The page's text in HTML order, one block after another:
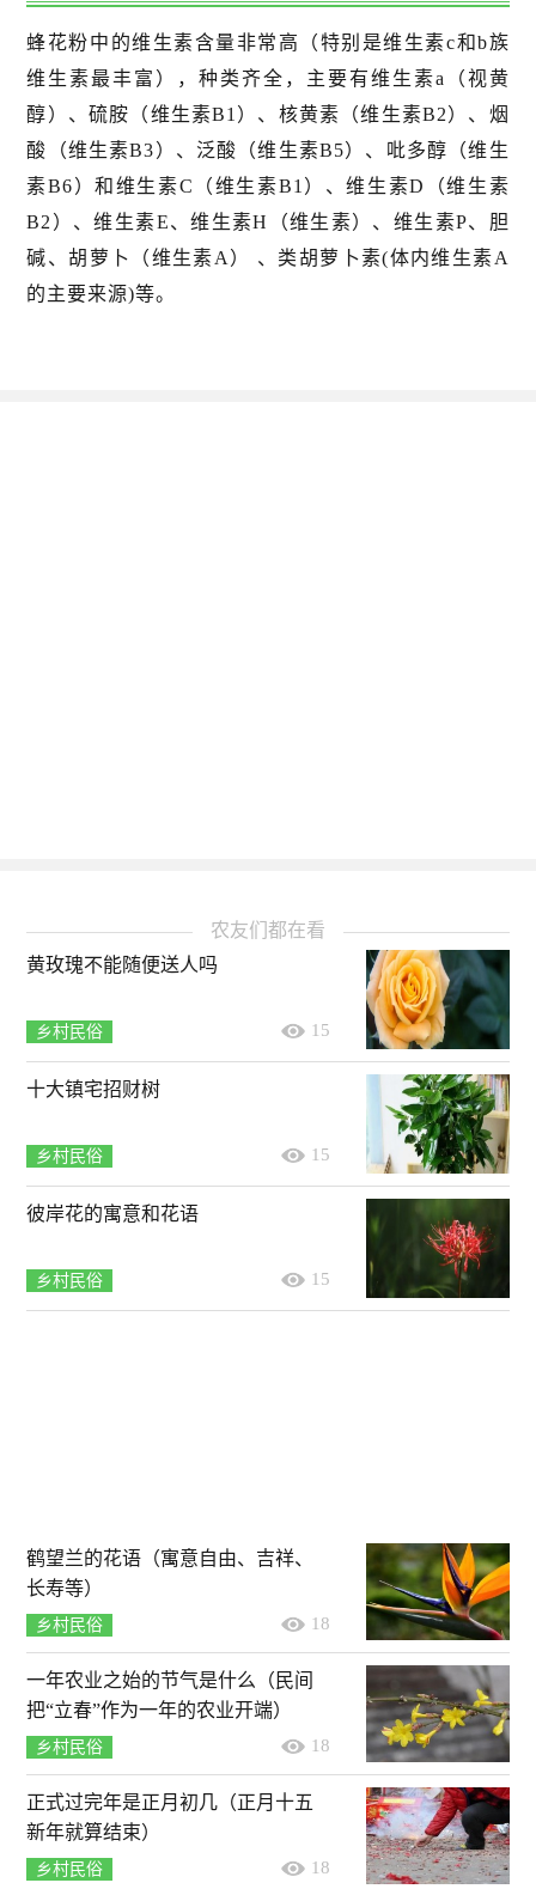
蜂花粉中的维生素含量非常高（特别是维生素c和b族
维生素最丰富），种类齐全，主要有维生素a（视黄
醇）、硫胺（维生素B1）、核黄素（维生素B2）、烟
酸（维生素B3）、泛酸（维生素B5）、吡多醇（维生
素B6）和维生素C（维生素B1）、维生素D（维生素
B2）、维生素E、维生素H（维生素）、维生素P、胆
碱、胡萝卜（维生素A） 、类胡萝卜素(体内维生素A
的主要来源)等。
农友们都在看
黄玫瑰不能随便送人吗
乡村民俗 15
十大镇宅招财树
乡村民俗 15
彼岸花的寓意和花语
乡村民俗 15
鹤望兰的花语（寓意自由、吉祥、
长寿等）
乡村民俗 18
一年农业之始的节气是什么（民间
把“立春”作为一年的农业开端）
乡村民俗 18
正式过完年是正月初几（正月十五
新年就算结束）
乡村民俗 18